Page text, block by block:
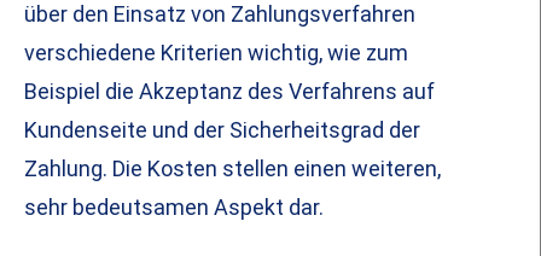
über den Einsatz von Zahlungsverfahren
verschiedene Kriterien wichtig, wie zum
Beispiel die Akzeptanz des Verfahrens auf
Kundenseite und der Sicherheitsgrad der
Zahlung. Die Kosten stellen einen weiteren,
sehr bedeutsamen Aspekt dar.